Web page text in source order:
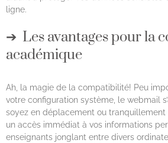
ligne.
Les avantages pour la
académique
Ah, la magie de la compatibilité! Peu
votre configuration système, le webmail
soyez en déplacement ou tranquillement
un accès immédiat à vos informations
enseignants jonglant entre divers